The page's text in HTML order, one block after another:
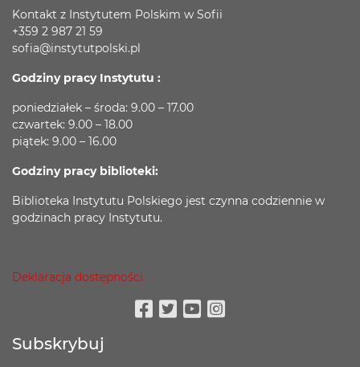
Kontakt z Instytutem Polskim w Sofii
+359 2 987 21 59
sofia@instytutpolski.pl
Godziny pracy Instytutu :
poniedziałek – środa: 9.00 – 17.00
czwartek: 9.00 – 18.00
piątek: 9.00 – 16.00
Godziny pracy biblioteki:
Biblioteka Instytutu Polskiego jest czynna codziennie w
godzinach pracy Instytutu.
Deklaracja dostępności
Subskrybuj